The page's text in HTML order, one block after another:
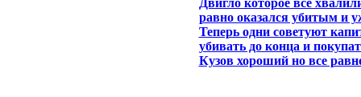
равно оказался убитым и
Теперь одни советуют
убивать до конца и
Кузов хороший но все